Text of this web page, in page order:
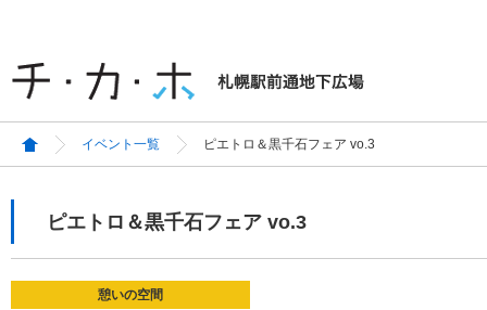
イベント一覧 ピエトロ＆黒千石フェア vo.3
ピエトロ＆黒千石フェア vo.3
憩いの空間